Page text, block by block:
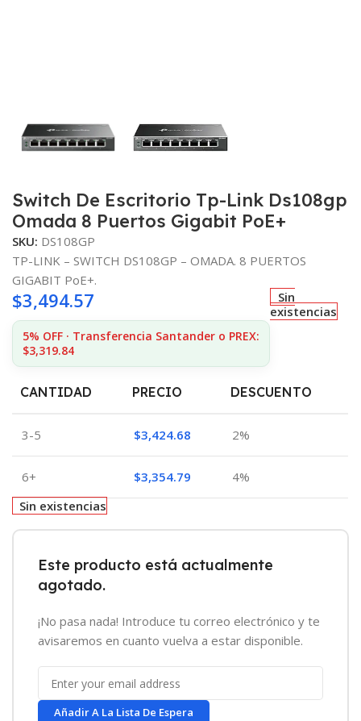
Switch De Escritorio Tp-Link Ds108gp
Omada 8 Puertos Gigabit PoE+
SKU: DS108GP
TP-LINK – SWITCH DS108GP – OMADA. 8 PUERTOS
GIGABIT PoE+.
$3,494.57
5% OFF · Transferencia Santander o PREX:
$3,319.84
Sin
existencias
CANTIDAD PRECIO DESCUENTO
3-5 $3,424.68 2%
6+ $3,354.79
4%
Sin existencias
Este producto está actualmente
agotado.
¡No pasa nada! Introduce tu correo electrónico y te
avisaremos en cuanto vuelva a estar disponible.
Añadir A La Lista De Espera